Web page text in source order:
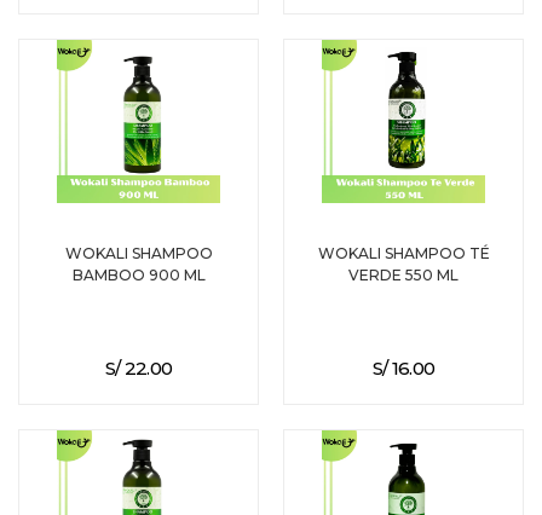
WOKALI SHAMPOO
BAMBOO 900 ML
S/ 22.00
WOKALI SHAMPOO TÉ
VERDE 550 ML
S/ 16.00